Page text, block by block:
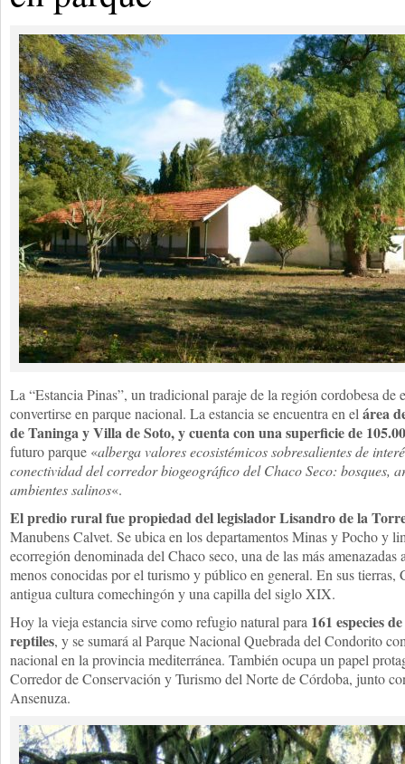
La “Estancia Pinas”, un tradicional paraje de la región cordobesa de
convertirse en parque nacional. La estancia se encuentra en el área
de Taninga y Villa de Soto, y cuenta con una superficie de
futuro parque «alberga valores ecosistémicos sobresalientes de
conectividad del corredor biogeográfico del Chaco Seco: bosques,
ambientes salinos«.
El predio rural fue propiedad del legislador Lisandro de la
Manubens Calvet. Se ubica en los departamentos Minas y Pocho y
ecorregión denominada del Chaco seco, una de las más
menos conocidas por el turismo y público en general. En sus tierras,
antigua cultura comechingón y una capilla del siglo XIX.
Hoy la vieja estancia sirve como refugio natural para 161 especies
reptiles, y se sumará al Parque Nacional Quebrada del Condorito
nacional en la provincia mediterránea. También ocupa un papel
Corredor de Conservación y Turismo del Norte de Córdoba, junto
Ansenuza.